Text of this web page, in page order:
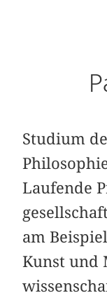
Studium
Laufende
am
Kunst und